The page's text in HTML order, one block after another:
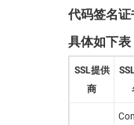
代码签名证
具体如下表
SSL提供
商